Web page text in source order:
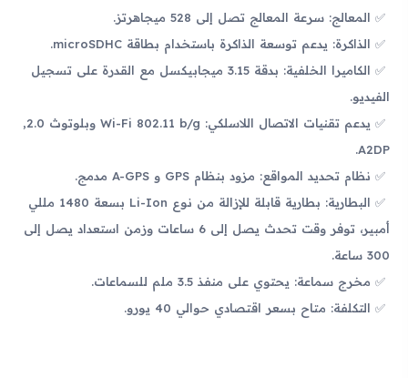
المعالج: سرعة المعالج تصل إلى 528 ميجاهرتز.
الذاكرة: يدعم توسعة الذاكرة باستخدام بطاقة microSDHC.
الكاميرا الخلفية: بدقة 3.15 ميجابيكسل مع القدرة على تسجيل
الفيديو.
يدعم تقنيات الاتصال اللاسلكي: Wi-Fi 802.11 b/g وبلوتوث 2.0,
A2DP.
نظام تحديد المواقع: مزود بنظام GPS و A-GPS مدمج.
البطارية: بطارية قابلة للإزالة من نوع Li-Ion بسعة 1480 مللي
أمبير، توفر وقت تحدث يصل إلى 6 ساعات وزمن استعداد يصل إلى
300 ساعة.
مخرج سماعة: يحتوي على منفذ 3.5 ملم للسماعات.
التكلفة: متاح بسعر اقتصادي حوالي 40 يورو.